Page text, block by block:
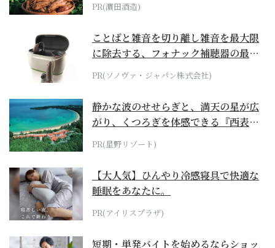
PR(濵田酒造)
ことばと雑音を切り離し雑音を最大限
に除去する、フォナック補聴器の最上
位モデル
PR(ソノヴァ・ジャパン株式会社)
静かな波のせせらぎと、満天の星が広
がり、くつろぎを体感できる『西表島
ホテル by...
PR(星野リゾート)
【大人気】ひんやり冷感寝具で快適な
睡眠をあなたに。
PR(アイリスプラザ)
短期・単発バイトを始めるならショッ